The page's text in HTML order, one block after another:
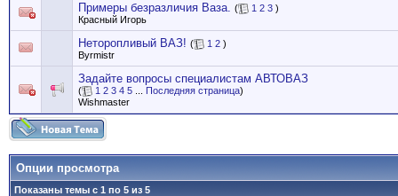
Примеры безразличия Ваза. ( 1 2 3 )
Красный Игорь
Неторопливый ВАЗ! ( 1 2 )
Byrmistr
Задайте вопросы специалистам АВТОВАЗ
( 1 2 3 4 5 Последняя страница)
Wishmaster
Опции просмотра
Показаны темы с 1 по 5 из 5